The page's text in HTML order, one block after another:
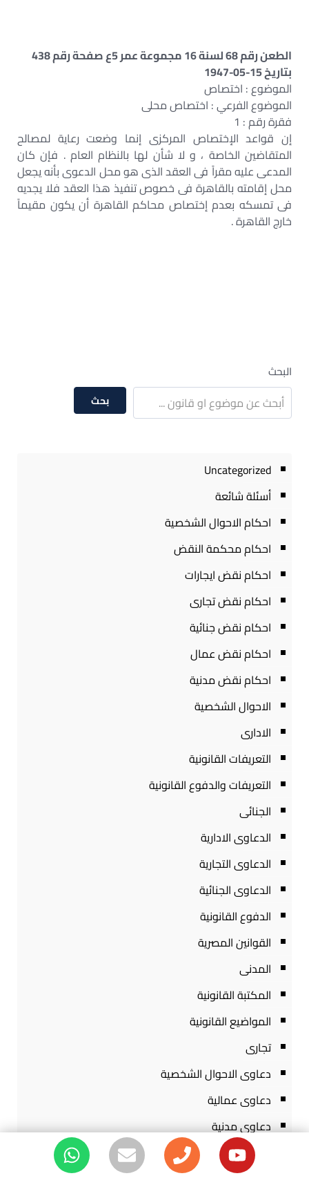
الطعن رقم 68 لسنة 16 مجموعة عمر 5ع صفحة رقم 438
بتاريخ 15-05-1947
الموضوع : اختصاص
الموضوع الفرعي : اختصاص محلى
فقرة رقم : 1
إن قواعد الإختصاص المركزى إنما وضعت رعاية لمصالح
المتقاضين الخاصة ، و لا شأن لها بالنظام العام . فإن كان
المدعى عليه مقراً فى العقد الذى هو محل الدعوى بأنه يجعل
محل إقامته بالقاهرة فى خصوص تنفيذ هذا العقد فلا يجديه
فى تمسكه بعدم إختصاص محاكم القاهرة أن يكون مقيماً
خارج القاهرة .
البحث
بحث
Uncategorized
أسئلة شائعة
احكام الاحوال الشخصية
احكام محكمة النقض
احكام نقض ايجارات
احكام نقض تجارى
احكام نقض جنائية
احكام نقض عمال
احكام نقض مدنية
الاحوال الشخصية
الادارى
التعريفات القانونية
التعريفات والدفوع القانونية
الجنائى
الدعاوى الادارية
الدعاوى التجارية
الدعاوى الجنائية
الدفوع القانونية
القوانين المصرية
المدنى
المكتبة القانونية
المواضيع القانونية
تجارى
دعاوى الاحوال الشخصية
دعاوى عمالية
دعاوى مدنية
صحف الدعاوى